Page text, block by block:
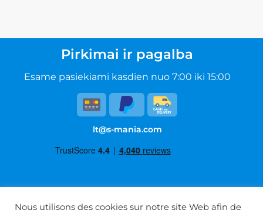
Pirkimai ir pagalba
Esame pasiekiami kasdien nuo 7:00 iki 15:00
lt@s-mania.com
Naudojimo sąlygos
Nous utilisons des cookies sur notre site Web afin de